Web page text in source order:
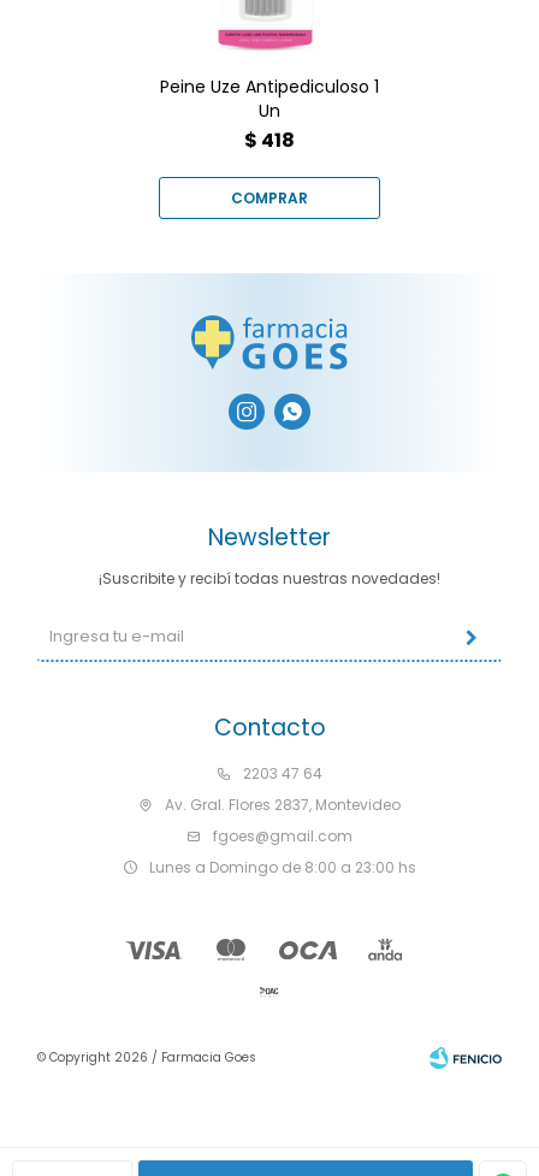
Peine Uze Antipediculoso 1
Un
$ 418
 
Contacto
2203 47 64
Av. Gral. Flores 2837, Montevideo
fgoes@gmail.com
Lunes a Domingo de 8:00 a 23:00 hs
Newsletter
¡Suscribite y recibí todas nuestras novedades!
© Copyright 2026 / Farmacia Goes